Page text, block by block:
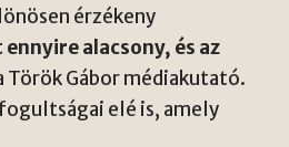
érzékeny
alacsony, és az
Gábor médiakutató.
elé is, amely